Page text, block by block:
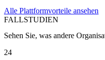
Alle Plattformvorteile ansehen
FALLSTUDIEN
Sehen Sie, was andere
24